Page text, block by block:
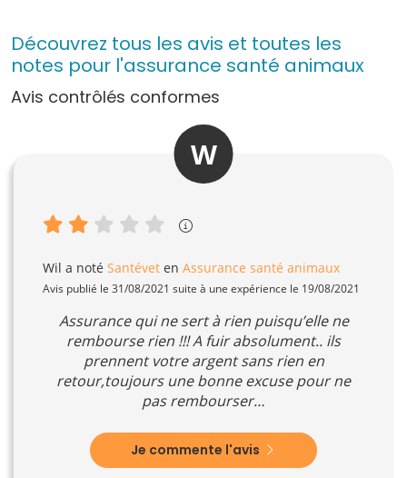
Découvrez tous les avis et toutes les
notes pour l'assurance santé animaux
Avis contrôlés conformes
W
Wil a noté Santévet en Assurance santé animaux
Avis publié le 31/08/2021 suite à une expérience le 19/08/2021
Assurance qui ne sert à rien puisqu’elle ne
rembourse rien !!! A fuir absolument.. ils
prennent votre argent sans rien en
retour,toujours une bonne excuse pour ne
pas rembourser…
Je commente l'avis